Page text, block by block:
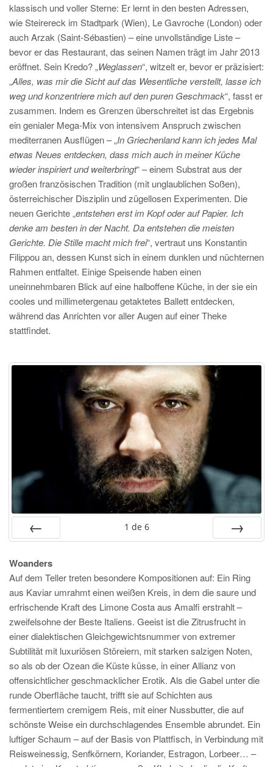
klassisch und voller Sterne: Er lernt in den besten Adressen,
wie Steirereck im Stadtpark (Wien), Le Gavroche (London) oder
auch Arzak (Saint-Sébastien) – eine unvollständige Liste –
bevor er das Restaurant, das seinen Namen trägt im Jahr 2013
eröffnet. Sein Kredo? „Weglassen“, witzelt er, bevor er präzisiert:
„Alles, was mir die Sicht auf das Wesentliche verstellt, lasse ich
weg und konzentriere mich auf den puren Geschmack“, fasst er
zusammen. Indem es Grenzen überschreitet ist das Ergebnis
ein genialer Mega-Mix von intensivem Anspruch zwischen
mediterranen Ausflügen – „In Griechenland kann ich jedes Mal
etwas Neues entdecken, dass mich auch in meiner Küche
wieder inspiriert und weiterbringt“ – einem Substrat aus der
großen französischen Tradition (mit unglaublichen Soßen),
österreichischer Disziplin und zügellosen Experimenten. Die
neuen Gerichte „entstehen erst im Kopf oder auf Papier. Ich
denke am besten in der Nacht. Da entstehen die meisten
Gerichte. Die Stille macht mich frei“, vertraut uns Konstantin
Filippou an, dessen Kunst sich in einem dunklen und nüchternen
Rahmen entfaltet. Einige Speisende haben einen
uneinnehmbaren Blick auf eine halboffene Küche, in der sie ein
cooles und millimetergenau getaktetes Ballett entdecken,
während das Anrichten vor aller Augen auf einer Theke
stattfindet.
1 de 6
Woanders
Auf dem Teller treten besondere Kompositionen auf: Ein Ring
aus Kaviar umrahmt einen weißen Kreis, in dem die saure und
erfrischende Kraft des Limone Costa aus Amalfi erstrahlt –
zweifelsohne der Beste Italiens. Geeist ist die Zitrusfrucht in
einer dialektischen Gleichgewichtsnummer von extremer
Subtilität mit luxuriösen Störeiern, mit starken salzigen Noten,
so als ob der Ozean die Küste küsse, in einer Allianz von
offensichtlicher geschmacklicher Erotik. Als die Gabel unter die
runde Oberfläche taucht, trifft sie auf Schichten aus
fermentiertem cremigem Reis, mit einer Nussbutter, die auf
schönste Weise ein durchschlagendes Ensemble abrundet. Ein
luftiger Schaum – auf der Basis von Plattfisch, in Verbindung mit
Reisweinessig, Senfkörnern, Koriander, Estragon, Lorbeer… –